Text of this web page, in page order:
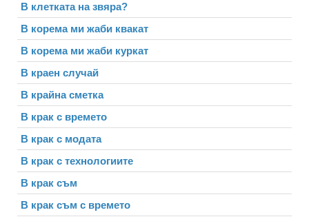
В клетката на звяра?
В корема ми жаби квакат
В корема ми жаби куркат
В краен случай
В крайна сметка
В крак с времето
В крак с модата
В крак с технологиите
В крак съм
В крак съм с времето